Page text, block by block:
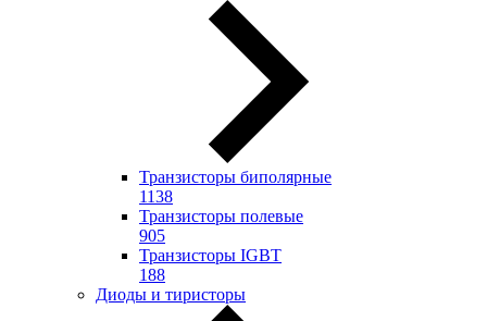
Транзисторы биполярные
1138
Транзисторы полевые
905
Транзисторы IGBT
188
Диоды и тиристоры